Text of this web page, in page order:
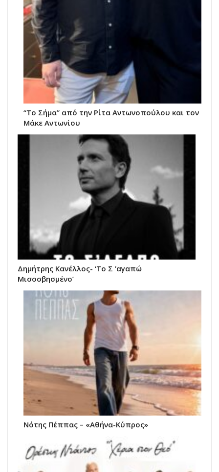
“Το Σήμα” από την Ρίτα Αντωνοπούλου και τον
Μάκε Αντωνίου
Δημήτρης Κανέλλος- ‘Το Σ ’αγαπώ
Μισοσβησμένο’
Νότης Πέππας – «Αθήνα-Κύπρος»